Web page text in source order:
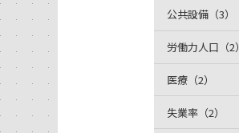
公共設備（3）
労働力人口（2）
医療（2）
失業率（2）